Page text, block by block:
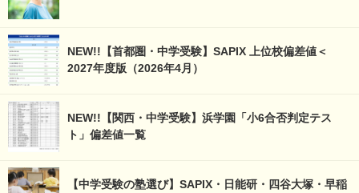
NEW!!【首都圏・中学受験】SAPIX 上位校偏差値＜
2027年度版（2026年4月）
NEW!!【関西・中学受験】浜学園「小6合否判定テス
ト」偏差値一覧
【中学受験の塾選び】SAPIX・日能研・四谷大塚・早稲